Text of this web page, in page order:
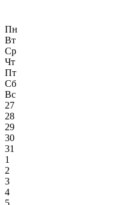
Пн
Вт
Ср
Чт
Пт
Сб
Вс
27
28
29
30
31
1
2
3
4
5